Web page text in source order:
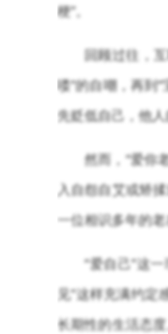
梗”。
回顾过往，
喽”的自嘲，再到
先贬低自己，他人
然而，“爱你
入自怨自艾或矫
一位相识多年的老
“爱自己”这
见”这样充满约
长期性的生活态